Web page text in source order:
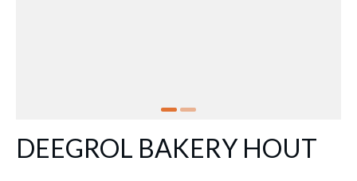
DEEGROL BAKERY HOUT